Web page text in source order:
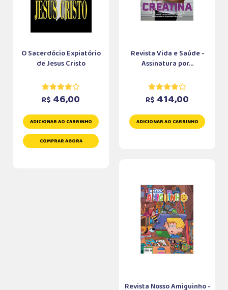
O Sacerdócio Expiatório
de Jesus Cristo
R$ 46,00
ADICIONAR AO CARRINHO
COMPRAR AGORA
Revista Vida e Saúde -
Assinatura por...
R$ 414,00
ADICIONAR AO CARRINHO
Revista Nosso Amiguinho -